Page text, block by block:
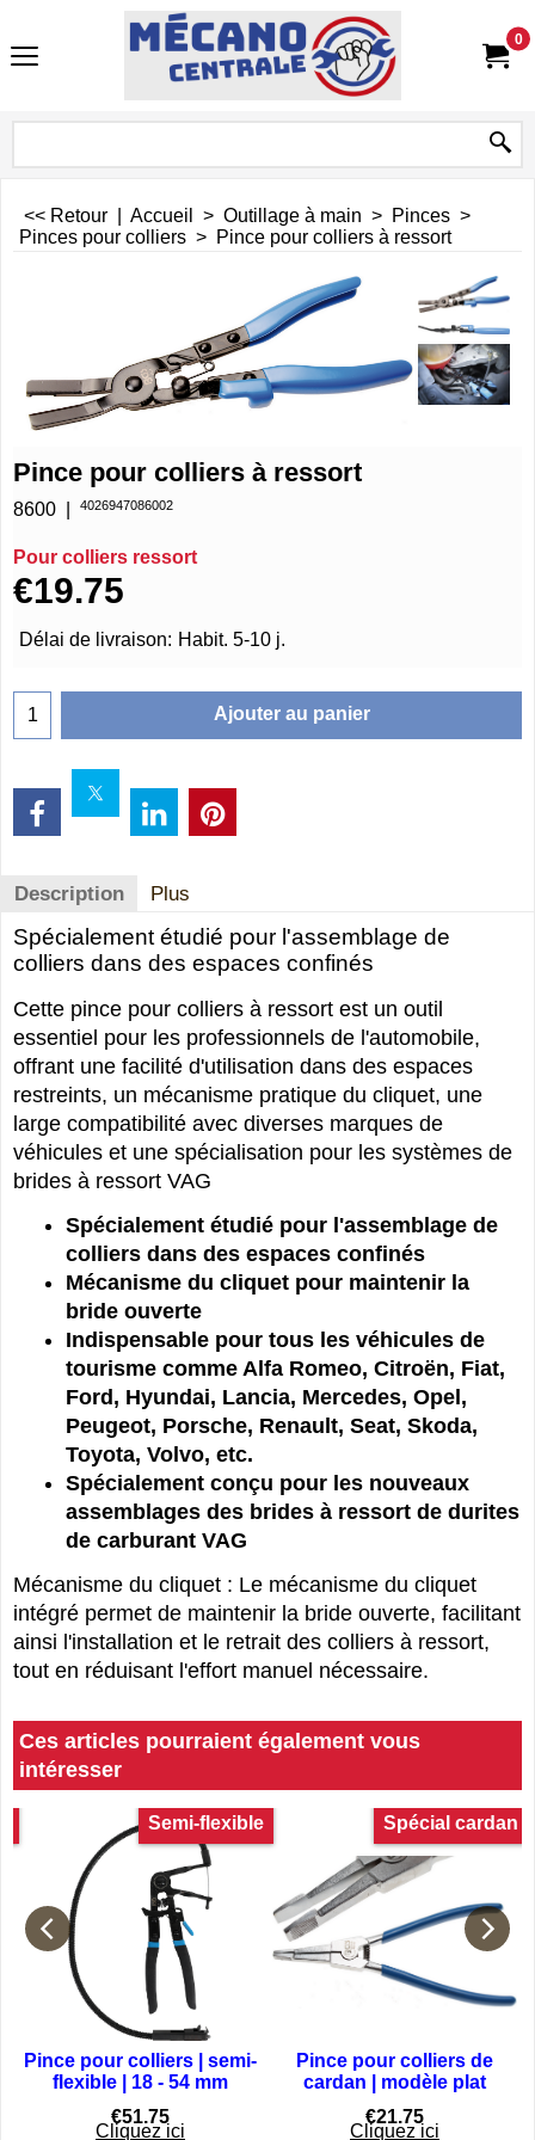
0
<< Retour Accueil > Outillage à main > Pinces >
Pinces pour colliers > Pince pour colliers à ressort
Pince pour colliers à ressort
8600 4026947086002
Pour colliers ressort
€19.75
Délai de livraison: Habit. 5-10 j.
Ajouter au panier
Description Plus
Spécialement étudié pour l'assemblage de
colliers dans des espaces confinés
Cette pince pour colliers à ressort est un outil
essentiel pour les professionnels de l'automobile,
offrant une facilité d'utilisation dans des espaces
restreints, un mécanisme pratique du cliquet, une
large compatibilité avec diverses marques de
véhicules et une spécialisation pour les systèmes de
brides à ressort VAG
Spécialement étudié pour l'assemblage de
colliers dans des espaces confinés
Mécanisme du cliquet pour maintenir la
bride ouverte
Indispensable pour tous les véhicules de
tourisme comme Alfa Romeo, Citroën, Fiat,
Ford, Hyundai, Lancia, Mercedes, Opel,
Peugeot, Porsche, Renault, Seat, Skoda,
Toyota, Volvo, etc.
Spécialement conçu pour les nouveaux
assemblages des brides à ressort de durites
de carburant VAG
Mécanisme du cliquet : Le mécanisme du cliquet
intégré permet de maintenir la bride ouverte, facilitant
ainsi l'installation et le retrait des colliers à ressort,
tout en réduisant l'effort manuel nécessaire.
Ces articles pourraient également vous
intéresser
Semi-flexible
Pince pour colliers | semi-
flexible | 18 - 54 mm
€51.75
Cliquez ici
Spécial cardan
Pince pour colliers de
cardan | modèle plat
€21.75
Cliquez ici